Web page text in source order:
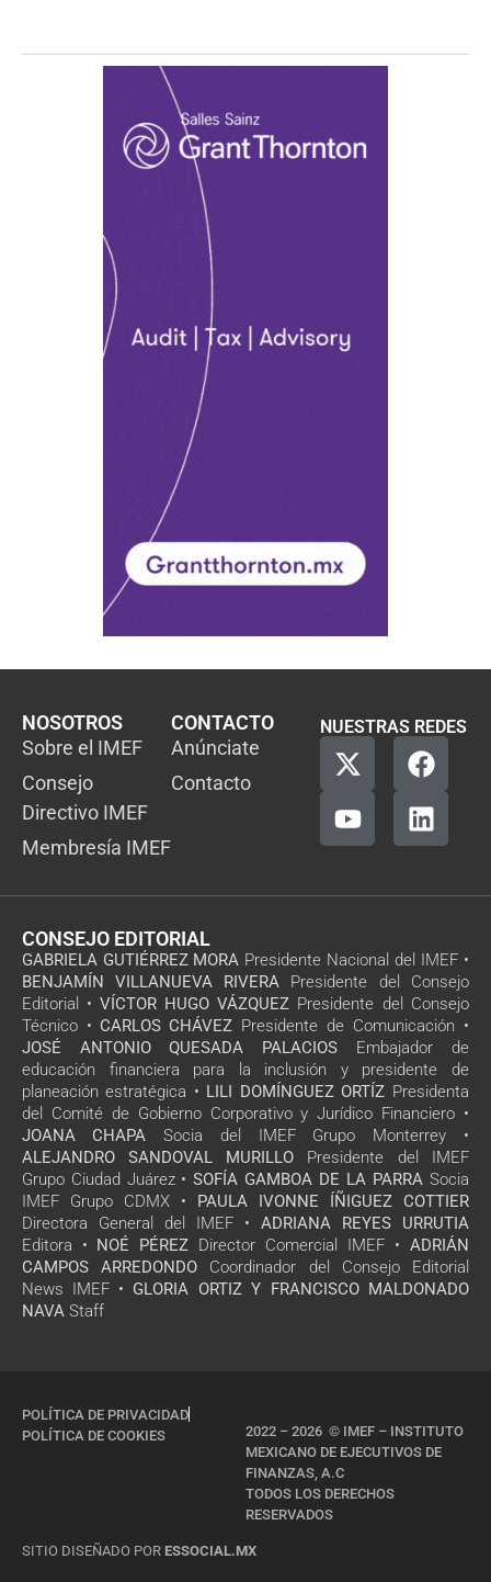
NOSOTROS
Sobre el IMEF
Consejo
Directivo IMEF
Membresía IMEF
CONTACTO
Anúnciate
Contacto
NUESTRAS REDES
CONSEJO EDITORIAL
GABRIELA GUTIÉRREZ MORA Presidente Nacional del IMEF •
BENJAMÍN VILLANUEVA RIVERA Presidente del Consejo
Editorial • VÍCTOR HUGO VÁZQUEZ Presidente del Consejo
Técnico • CARLOS CHÁVEZ Presidente de Comunicación •
JOSÉ ANTONIO QUESADA PALACIOS Embajador de
educación financiera para la inclusión y presidente de
planeación estratégica • LILI DOMÍNGUEZ ORTÍZ Presidenta
del Comité de Gobierno Corporativo y Jurídico Financiero •
JOANA CHAPA Socia del IMEF Grupo Monterrey •
ALEJANDRO SANDOVAL MURILLO Presidente del IMEF
Grupo Ciudad Juárez • SOFÍA GAMBOA DE LA PARRA Socia
IMEF Grupo CDMX • PAULA IVONNE ÍÑIGUEZ COTTIER
Directora General del IMEF • ADRIANA REYES URRUTIA
Editora • NOÉ PÉREZ Director Comercial IMEF • ADRIÁN
CAMPOS ARREDONDO Coordinador del Consejo Editorial
News IMEF • GLORIA ORTIZ Y FRANCISCO MALDONADO
NAVA Staff
2022 – 2026 © IMEF – INSTITUTO
MEXICANO DE EJECUTIVOS DE
FINANZAS, A.C
TODOS LOS DERECHOS
RESERVADOS
POLÍTICA DE PRIVACIDAD
POLÍTICA DE COOKIES
SITIO DISEÑADO POR ESSOCIAL.MX